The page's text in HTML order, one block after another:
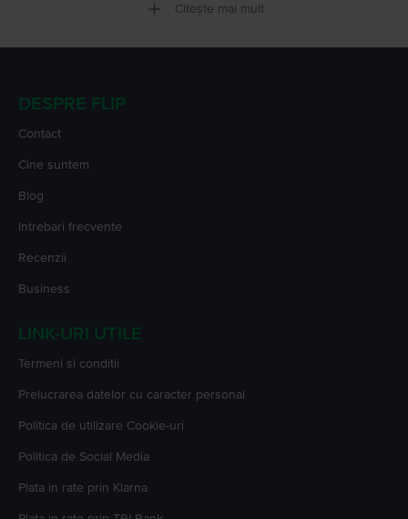
Citește mai mult
DESPRE FLIP
Contact
Cine suntem
Blog
Intrebari frecvente
Recenzii
Business
LINK-URI UTILE
Termeni si conditii
Prelucrarea datelor cu caracter personal
Politica de utilizare Cookie-uri
Politica de Social Media
Plata in rate prin Klarna